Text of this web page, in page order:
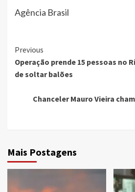
Agência Brasil
Continue
Reading
Previous
Operação prende 15 pessoas no
de soltar balões
Chanceler Mauro Vieira
Mais Postagens